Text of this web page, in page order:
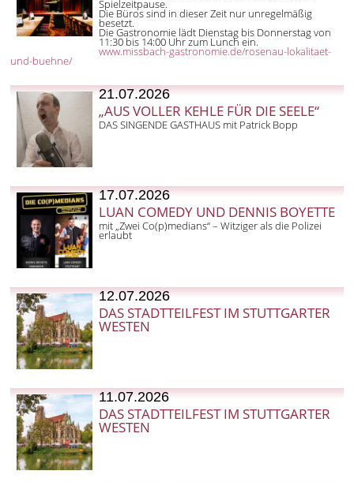
Spielzeitpause.
Die Büros sind in dieser Zeit nur unregelmäßig
besetzt.
Die Gastronomie lädt Dienstag bis Donnerstag von
11:30 bis 14:00 Uhr zum Lunch ein.
www.missbach-gastronomie.de/rosenau-lokalitaet-
und-buehne/
21.07.2026
„AUS VOLLER KEHLE FÜR DIE SEELE“
DAS SINGENDE GASTHAUS mit Patrick Bopp
17.07.2026
LUAN COMEDY UND DENNIS BOYETTE
mit „Zwei Co(p)medians“ – Witziger als die Polizei
erlaubt
12.07.2026
DAS STADTTEILFEST IM STUTTGARTER
WESTEN
11.07.2026
DAS STADTTEILFEST IM STUTTGARTER
WESTEN